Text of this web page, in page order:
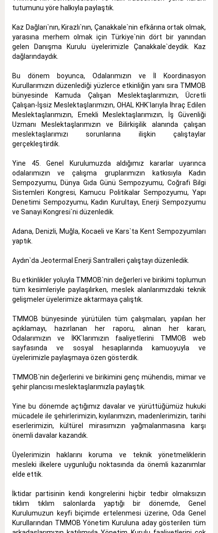
tutumunu yöre halkıyla paylaştık.
Kaz Dağları`nın, Kirazlı`nın, Çanakkale`nin efkârına ortak olmak,
yarasına merhem olmak için Türkiye`nin dört bir yanından
gelen Danışma Kurulu üyelerimizle Çanakkale`deydik. Kaz
dağlarındaydık.
Bu dönem boyunca, Odalarımızın ve İl Koordinasyon
Kurullarımızın düzenlediği yüzlerce etkinliğin yanı sıra TMMOB
bünyesinde Kamuda Çalışan Meslektaşlarımızın, Ücretli
Çalışan-İşsiz Meslektaşlarımızın, OHAL KHK`larıyla İhraç Edilen
Meslektaşlarımızın, Emekli Meslektaşlarımızın, İş Güvenliği
Uzmanı Meslektaşlarımızın ve Bilirkişilik alanında çalışan
meslektaşlarımızı sorunlarına ilişkin çalıştaylar
gerçekleştirdik.
Yine 45. Genel Kurulumuzda aldığımız kararlar uyarınca
odalarımızın ve çalışma gruplarımızın katkısıyla Kadın
Sempozyumu, Dünya Gıda Günü Sempozyumu, Coğrafi Bilgi
Sistemleri Kongresi, Kamucu Politikalar Sempozyumu, Yapı
Denetimi Sempozyumu, Kadın Kurultayı, Enerji Sempozyumu
ve Sanayi Kongresi`ni düzenledik.
Adana, Denizli, Muğla, Kocaeli ve Kars`ta Kent Sempozyumları
yaptık.
Aydın`da Jeotermal Enerji Santralleri çalıştayı düzenledik.
Bu etkinlikler yoluyla TMMOB`nin değerleri ve birikimi toplumun
tüm kesimleriyle paylaşılırken, meslek alanlarımızdaki teknik
gelişmeler üyelerimize aktarmaya çalıştık.
TMMOB bünyesinde yürütülen tüm çalışmaları, yapılan her
açıklamayı, hazırlanan her raporu, alınan her kararı,
Odalarımızın ve İKK`larımızın faaliyetlerini TMMOB web
sayfasında ve sosyal hesaplarında kamuoyuyla ve
üyelerimizle paylaşmaya özen gösterdik.
TMMOB`nin değerlerini ve birikimini genç mühendis, mimar ve
şehir plancısı meslektaşlarımızla paylaştık.
Yine bu dönemde açtığımız davalar ve yürüttüğümüz hukuki
mücadele ile şehirlerimizin, kıyılarımızın, madenlerimizin, tarihi
eserlerimizin, kültürel mirasımızın yağmalanmasına karşı
önemli davalar kazandık.
Üyelerimizin haklarını koruma ve teknik yönetmeliklerin
mesleki ilkelere uygunluğu noktasında da önemli kazanımlar
elde ettik.
İktidar partisinin kendi kongrelerini hiçbir tedbir olmaksızın
tıklım tıklım salonlarda yaptığı bir dönemde, Genel
Kurulumuzun keyfi biçimde ertelenmesi üzerine, Oda Genel
Kurullarından TMMOB Yönetim Kuruluna aday gösterilen tüm